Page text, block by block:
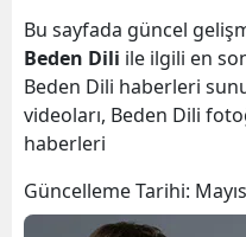
Bu sayfada güncel
Beden Dili ile ilgili en
Beden Dili haberleri
videoları, Beden Dili
haberleri
Güncelleme Tarihi: